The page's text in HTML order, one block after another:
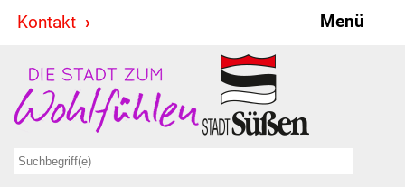
Kontakt Menü
Stadt & Politik
Bürgermeister